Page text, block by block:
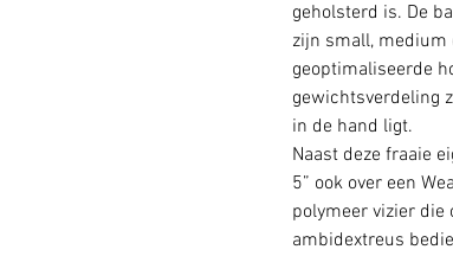
geholsterd is. De
zijn small, medium
geoptimaliseerde
gewichtsverdeling
in de hand ligt.
Naast deze fraaie
5” ook over een
polymeer vizier die
ambidextreus